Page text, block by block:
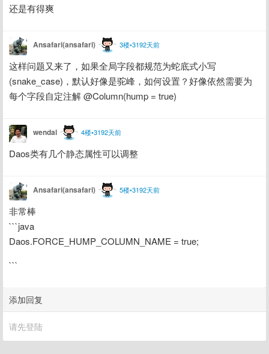
还是有得爽
Ansafari(ansafari) 3楼•3192天前
这样问题又来了，如果全局字段都规范为蛇底式小写
(snake_case)，默认好像是驼峰，如何设置？好像依然需要为
每个字段自定注解 @Column(hump = true)
wendal 4楼•3192天前
Daos类有几个静态属性可以调整
Ansafari(ansafari) 5楼•3192天前
非常棒
```java
Daos.FORCE_HUMP_COLUMN_NAME = true;
```
添加回复
请先登陆